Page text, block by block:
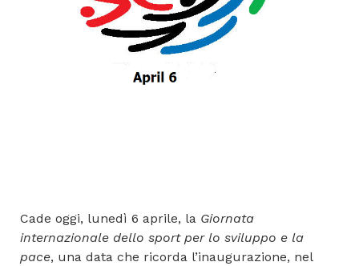
Cade oggi, lunedì 6 aprile, la Giornata
internazionale dello sport per lo sviluppo e la
pace, una data che ricorda l’inaugurazione, nel